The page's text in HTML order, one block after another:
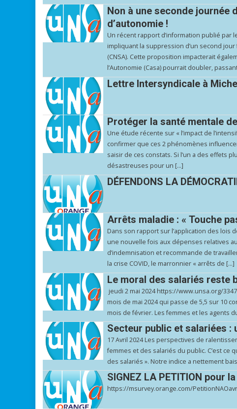
Non à une seconde journée
d’autonomie !
Un récent rapport d’information publié par
impliquant la suppression d’un second
(CNSA). Cette proposition impacterait
l’Autonomie (Casa) pourrait doubler,
Lettre Intersyndicale à
Protéger la santé mentale
Une étude récente sur « l’impact de
confirmer que ces 2 phénomènes
saisir de ces constats. Si l’un a des effets
désastreuses pour un […]
DÉFENDONS LA
Arrêts maladie : « Touche
Dans son rapport sur l’application des lois
une nouvelle fois aux dépenses relatives
d’indemnisation et recommande de
la crise COVID, le marronnier « arrêts de […]
Le moral des salariés reste
jeudi 2 mai 2024 https://www.unsa.org/
mois de mai 2024 qui passe de 5,5 sur 10
mois de février. Les femmes et les agents
Secteur public et salariées
17 Avril 2024 Les perspectives de
femmes et des salariés du public. C’est ce
des salariés ». Notre indice a nettement
SIGNEZ LA PETITION pour
https://msurvey.orange.com/